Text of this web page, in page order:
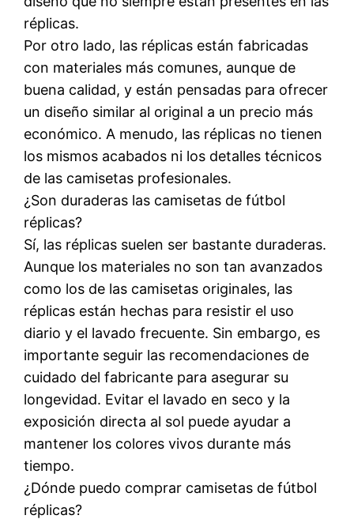
réplicas.
Por otro lado, las réplicas están fabricadas
con materiales más comunes, aunque de
buena calidad, y están pensadas para ofrecer
un diseño similar al original a un precio más
económico. A menudo, las réplicas no tienen
los mismos acabados ni los detalles técnicos
de las camisetas profesionales.
¿Son duraderas las camisetas de fútbol
réplicas?
Sí, las réplicas suelen ser bastante duraderas.
Aunque los materiales no son tan avanzados
como los de las camisetas originales, las
réplicas están hechas para resistir el uso
diario y el lavado frecuente. Sin embargo, es
importante seguir las recomendaciones de
cuidado del fabricante para asegurar su
longevidad. Evitar el lavado en seco y la
exposición directa al sol puede ayudar a
mantener los colores vivos durante más
tiempo.
¿Dónde puedo comprar camisetas de fútbol
réplicas?